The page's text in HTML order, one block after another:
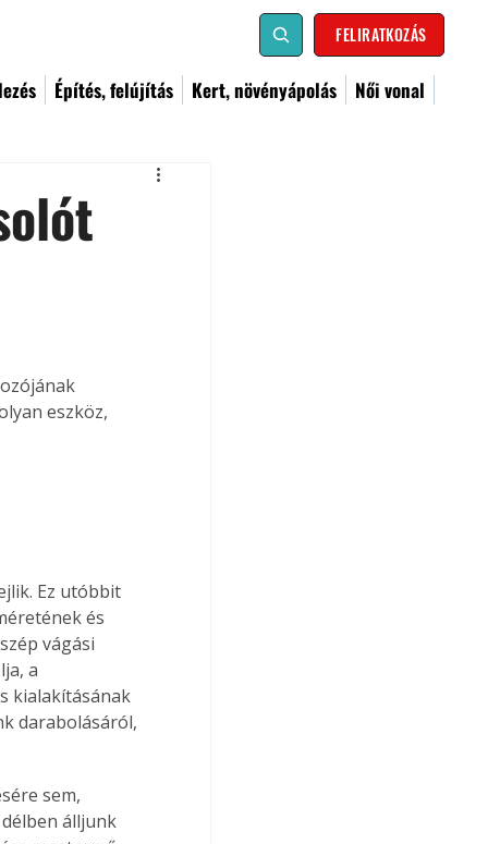
FELIRATKOZÁS
Építés, felújítás Kert, növényápolás Női vonal
eszköz,
Ez utóbbit
és
vágási
a
kialakításának
darabolásáról,
sem,
álljunk